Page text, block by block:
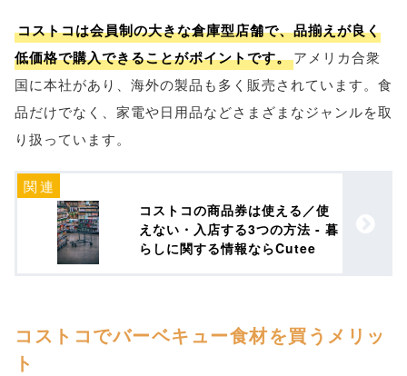
コストコは会員制の大きな倉庫型店舗で、品揃えが良く
低価格で購入できることがポイントです。アメリカ合衆
国に本社があり、海外の製品も多く販売されています。食
品だけでなく、家電や日用品などさまざまなジャンルを取
り扱っています。
コストコの商品券は使える／使
えない・入店する3つの方法 - 暮
らしに関する情報ならCutee
コストコでバーベキュー食材を買うメリッ
ト